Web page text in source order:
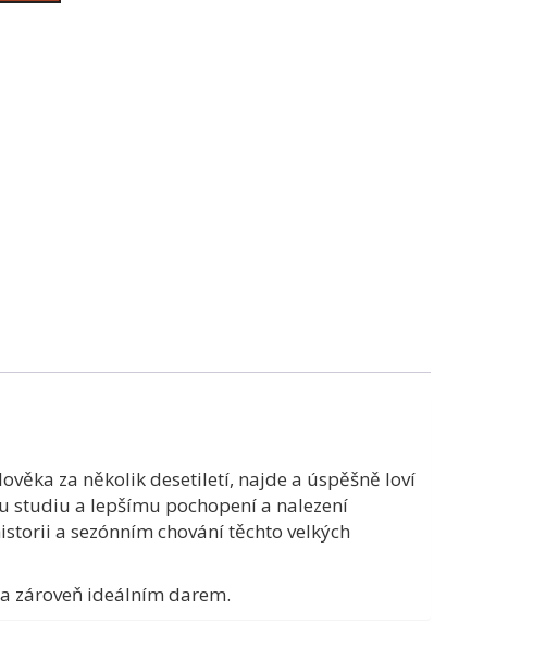
za několik desetiletí, najde a úspěšně loví
studiu a lepšímu pochopení a nalezení
a sezónním chování těchto velkých
zároveň ideálním darem.